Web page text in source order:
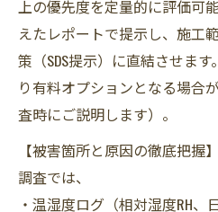
上の優先度を定量的に評価可
えたレポートで提示し、施工
策（SDS提示）に直結させま
り有料オプションとなる場合
査時にご説明します）。
【被害箇所と原因の徹底把握】
調査では、
・温湿度ログ（相対湿度RH、